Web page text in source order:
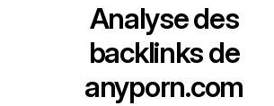
Analyse des
backlinks de
anyporn.com